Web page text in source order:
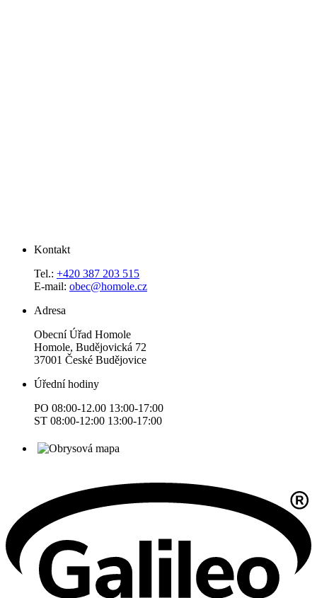
Kontakt
Tel.: +420 387 203 515
E-mail: obec@homole.cz
Adresa
Obecní Úřad Homole
Homole, Budějovická 72
37001 České Budějovice
Úřední hodiny
PO 08:00-12.00 13:00-17:00
ST 08:00-12:00 13:00-17:00